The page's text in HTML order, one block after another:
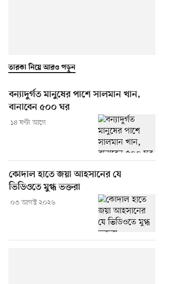
তারকা নিয়ে আরও পড়ুন
বন্যাদুর্গত মানুষের পাশে সালমান খান,
বানাবেন ৫০০ ঘর
১৪ ঘণ্টা আগে
কোদাল হাতে জয়া আহসানের যে
ভিডিওতে মুগ্ধ ভক্তরা
০৩ আগস্ট ২০২৬